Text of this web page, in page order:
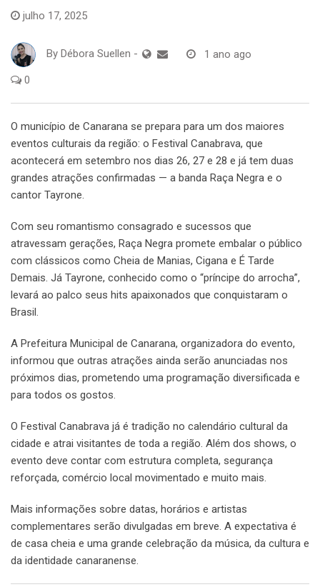
julho 17, 2025
By Débora Suellen - 1 ano ago
0
O município de Canarana se prepara para um dos maiores
eventos culturais da região: o Festival Canabrava, que
acontecerá em setembro nos dias 26, 27 e 28 e já tem duas
grandes atrações confirmadas — a banda Raça Negra e o
cantor Tayrone.
Com seu romantismo consagrado e sucessos que
atravessam gerações, Raça Negra promete embalar o público
com clássicos como Cheia de Manias, Cigana e É Tarde
Demais. Já Tayrone, conhecido como o “príncipe do arrocha”,
levará ao palco seus hits apaixonados que conquistaram o
Brasil.
A Prefeitura Municipal de Canarana, organizadora do evento,
informou que outras atrações ainda serão anunciadas nos
próximos dias, prometendo uma programação diversificada e
para todos os gostos.
O Festival Canabrava já é tradição no calendário cultural da
cidade e atrai visitantes de toda a região. Além dos shows, o
evento deve contar com estrutura completa, segurança
reforçada, comércio local movimentado e muito mais.
Mais informações sobre datas, horários e artistas
complementares serão divulgadas em breve. A expectativa é
de casa cheia e uma grande celebração da música, da cultura e
da identidade canaranense.